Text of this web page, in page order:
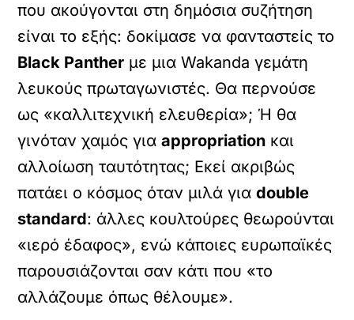
που ακούγονται στη δημόσια συζήτηση
είναι το εξής: δοκίμασε να φανταστείς το
Black Panther με μια Wakanda γεμάτη
λευκούς πρωταγωνιστές. Θα περνούσε
ως «καλλιτεχνική ελευθερία»; Ή θα
γινόταν χαμός γιαappropriation και
αλλοίωση ταυτότητας; Εκεί ακριβώς
πατάει ο κόσμος όταν μιλά γιαdouble
standard: άλλες κουλτούρες θεωρούνται
«ιερό έδαφος», ενώ κάποιες ευρωπαϊκές
παρουσιάζονται σαν κάτι που «το
αλλάζουμε όπως θέλουμε».